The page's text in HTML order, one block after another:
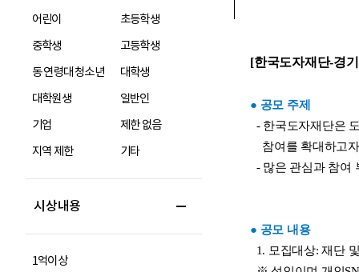
어린이
초등학생
중학생
고등학생
동 연령대 청소년
대학생
대학원생
일반인
기업
제한 없음
지역 제한
기타
시상내용
1억이상